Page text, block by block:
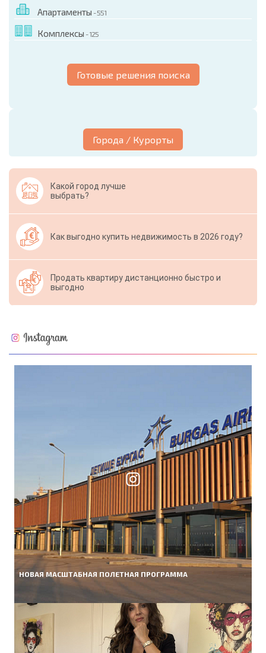
Апартаменты - 551
Комплексы - 125
Готовые решения поиска
Города / Курорты
Какой город лучше
выбрать?
Как выгодно купить недвижимость в 2026 году?
Продать квартиру дистанционно быстро и
выгодно
НОВАЯ МАСШТАБНАЯ ПОЛЕТНАЯ ПРОГРАММА